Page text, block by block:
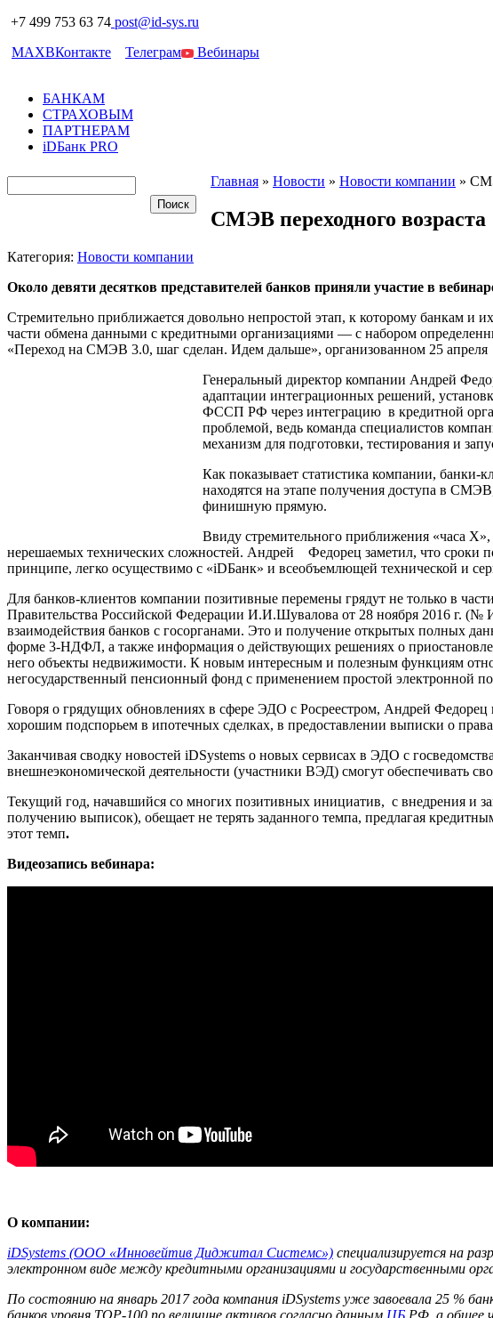
+7 499 753 63 74 post@id-sys.ru
MAXВКонтакте Телеграм Вебинары
БАНКАМ
СТРАХОВЫМ
ПАРТНЕРАМ
iDБанк PRO
Главная » Новости » Новости компании »
СМЭВ переходного возраста
Категория: Новости компании
Около девяти десятков представителей банков приняли участие в
Стремительно приближается довольно непростой этап, к которому
части обмена данными с кредитными организациями — с набором
«Переход на СМЭВ 3.0, шаг сделан. Идем дальше», организованном 25 апреля
Генеральный директор компании Андрей
адаптации интеграционных решений,
ФССП РФ через интеграцию в кредитной
проблемой, ведь команда специалистов
механизм для подготовки, тестирования и
Как показывает статистика компании, банки-
находятся на этапе получения доступа в
финишную прямую.
Ввиду стремительного приближения «часа
нерешаемых технических сложностей. Андрей Федорец заметил, что сроки
принципе, легко осуществимо с «iDБанк» и всеобъемлющей технической и
Для банков-клиентов компании позитивные перемены грядут не только в
Правительства Российской Федерации И.И.Шувалова от 28 ноября 2016 г.
взаимодействия банков с госорганами. Это и получение открытых
форме 3-НДФЛ, а также информация о действующих решениях о
него объекты недвижимости. К новым интересным и полезным функциям
негосударственный пенсионный фонд с применением простой электронной
Говоря о грядущих обновлениях в сфере ЭДО с Росреестром, Андрей Федорец
хорошим подспорьем в ипотечных сделках, в предоставлении выписки о
Заканчивая сводку новостей iDSystems о новых сервисах в ЭДО с
внешнеэкономической деятельности (участники ВЭД) смогут обеспечивать
Текущий год, начавшийся со многих позитивных инициатив, с внедрения и
получению выписок), обещает не терять заданного темпа, предлагая
этот темп.
Видеозапись вебинара:
О компании:
iDSystems (ООО «Инновейтив Диджитал Системс») специализируется на
электронном виде между кредитными организациями и государственными
По состоянию на январь 2017 года компания iDSystems уже завоевала 25 %